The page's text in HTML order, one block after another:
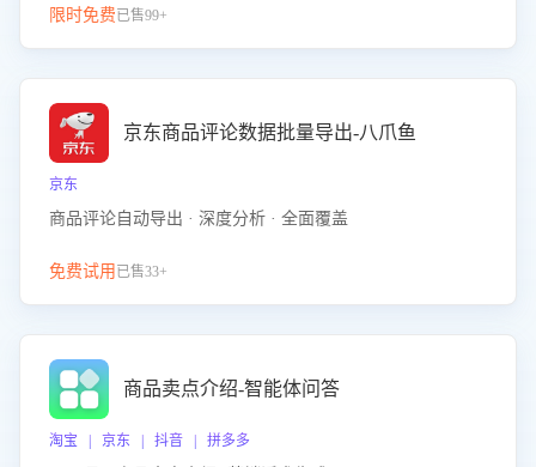
限时免费已售99+
京东商品评论数据批量导出-八爪鱼
京东
商品评论自动导出 · 深度分析 · 全面覆盖
免费试用 已售33+
商品卖点介绍-智能体问答
淘宝 | 京东 | 抖音 | 拼多多